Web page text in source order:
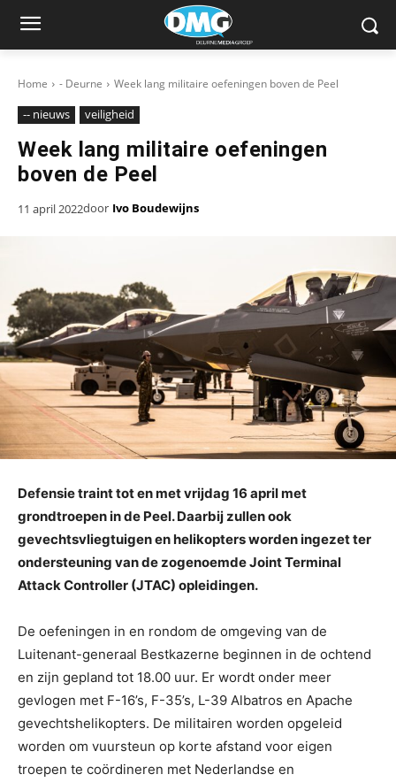
Home - Deurne Week lang militaire oefeningen boven de Peel
-- nieuws veiligheid
Week lang militaire oefeningen
boven de Peel
11 april 2022door Ivo Boudewijns
Defensie traint tot en met vrijdag 16 april met
grondtroepen in de Peel. Daarbij zullen ook
gevechtsvliegtuigen en helikopters worden ingezet ter
ondersteuning van de zogenoemde Joint Terminal
Attack Controller (JTAC) opleidingen.
De oefeningen in en rondom de omgeving van de
Luitenant-generaal Bestkazerne beginnen in de ochtend
en zijn gepland tot 18.00 uur. Er wordt onder meer
gevlogen met F-16’s, F-35’s, L-39 Albatros en Apache
gevechtshelikopters. De militairen worden opgeleid
worden om vuursteun op korte afstand voor eigen
troepen te coördineren met Nederlandse en